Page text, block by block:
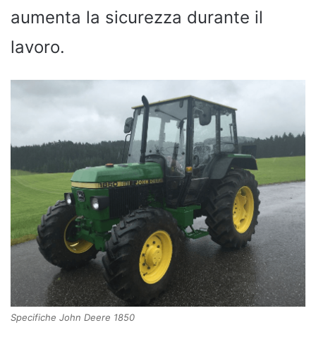
aumenta la sicurezza durante il
lavoro.
Specifiche John Deere 1850